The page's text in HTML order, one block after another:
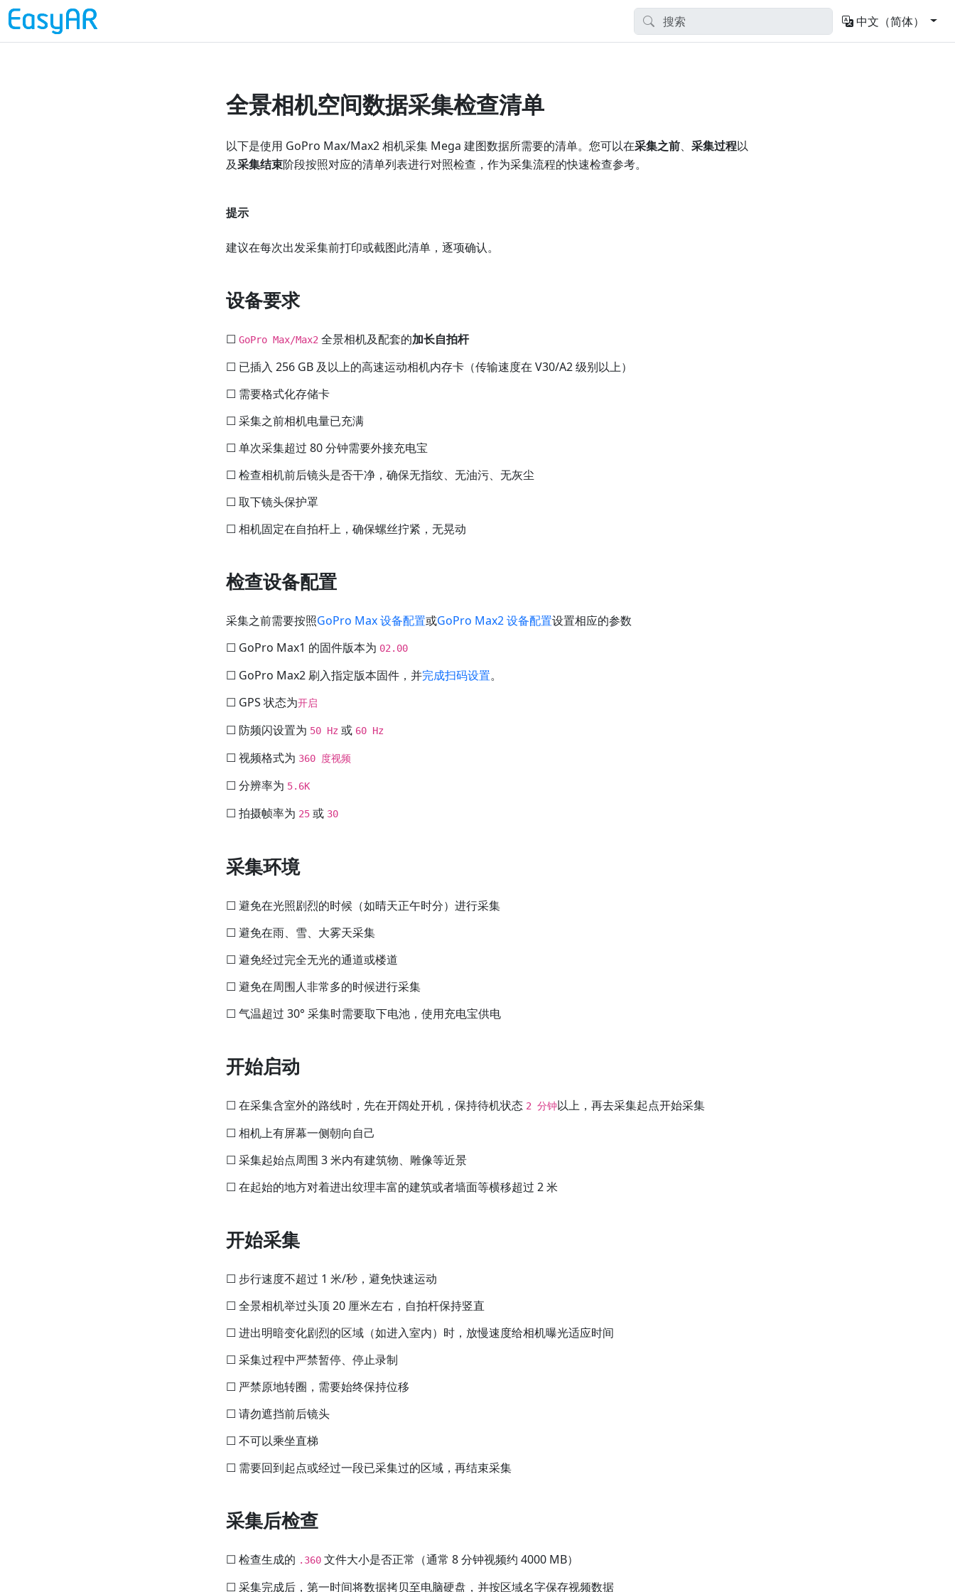
中文（简体）
全景相机空间数据采集检查清单
以下是使用 GoPro Max/Max2 相机采集 Mega 建图数据所需要的清单。您可以在采集之前、 采集过程以
及采集结束阶段按照对应的清单列表进行对照检查，作为采集流程的快速检查参考。
提示
建议在每次出发采集前打印或截图此清单，逐项确认。
设备要求
☐ GoPro Max/Max2全景相机及配套的加长自拍杆
☐ 已插入 256 GB 及以上的高速运动相机内存卡（传输速度在 V30/A2 级别以上）
☐ 需要格式化存储卡
☐ 采集之前相机电量已充满
☐ 单次采集超过 80 分钟需要外接充电宝
☐ 检查相机前后镜头是否干净，确保无指纹、无油污、无灰尘
☐ 取下镜头保护罩
☐ 相机固定在自拍杆上，确保螺丝拧紧，无晃动
检查设备配置
采集之前需要按照GoPro Max 设备配置或GoPro Max2 设备配置设置相应的参数
☐ GoPro Max1 的固件版本为 02.00
☐ GoPro Max2 刷入指定版本固件，并完成扫码设置。
☐ GPS 状态为开启
☐ 防频闪设置为 50 Hz 或 60 Hz
☐ 视频格式为 360 度视频
☐ 分辨率为 5.6K
☐ 拍摄帧率为 25或 30
采集环境
☐ 避免在光照剧烈的时候（如晴天正午时分）进行采集
☐ 避免在雨、雪、大雾天采集
☐ 避免经过完全无光的通道或楼道
☐ 避免在周围人非常多的时候进行采集
☐ 气温超过 30° 采集时需要取下电池，使用充电宝供电
开始启动
☐ 在采集含室外的路线时，先在开阔处开机，保持待机状态 2 分钟以上，再去采集起点开始采集
☐ 相机上有屏幕一侧朝向自己
☐ 采集起始点周围 3 米内有建筑物、雕像等近景
☐ 在起始的地方对着进出纹理丰富的建筑或者墙面等横移超过 2 米
开始采集
☐ 步行速度不超过 1 米/秒，避免快速运动
☐ 全景相机举过头顶 20 厘米左右，自拍杆保持竖直
☐ 进出明暗变化剧烈的区域（如进入室内）时，放慢速度给相机曝光适应时间
☐ 采集过程中严禁暂停、停止录制
☐ 严禁原地转圈，需要始终保持位移
☐ 请勿遮挡前后镜头
☐ 不可以乘坐直梯
☐ 需要回到起点或经过一段已采集过的区域，再结束采集
采集后检查
☐ 检查生成的 .360文件大小是否正常（通常 8 分钟视频约 4000 MB）
☐ 采集完成后，第一时间将数据拷贝至电脑硬盘，并按区域名字保存视频数据